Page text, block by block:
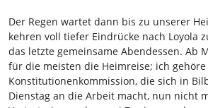
Der Regen wartet dann bis zu unserer
kehren voll tiefer Eindrücke nach Loyola
das letzte gemeinsame Abendessen. Ab
für die meisten die Heimreise; ich
Konstitutionenkommission, die sich in
Dienstag an die Arbeit macht, nun nicht